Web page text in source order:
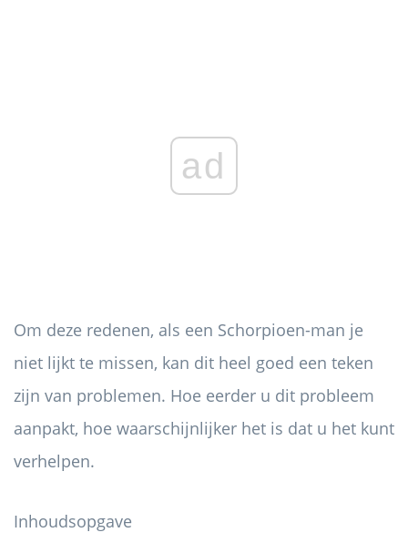
ad
Om deze redenen, als een Schorpioen-man je
niet lijkt te missen, kan dit heel goed een teken
zijn van problemen. Hoe eerder u dit probleem
aanpakt, hoe waarschijnlijker het is dat u het kunt
verhelpen.
Inhoudsopgave